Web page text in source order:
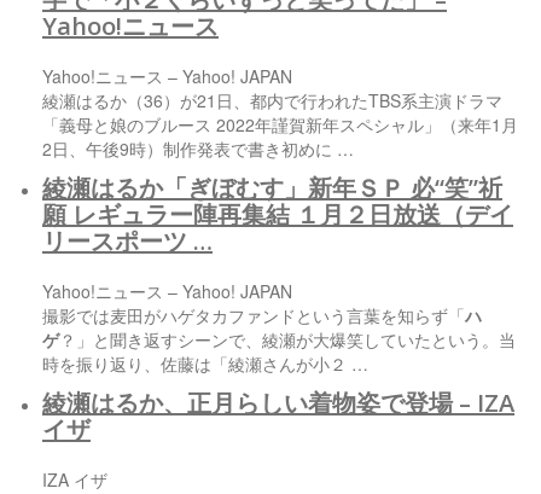
Yahoo!ニュース
Yahoo!ニュース – Yahoo! JAPAN
綾瀬はるか（36）が21日、都内で行われたTBS系主演ドラマ
「義母と娘のブルース 2022年謹賀新年スペシャル」（来年1月
2日、午後9時）制作発表で書き初めに …
綾瀬はるか「ぎぼむす」新年ＳＰ 必“笑”祈
願 レギュラー陣再集結 １月２日放送（デイ
リースポーツ …
Yahoo!ニュース – Yahoo! JAPAN
撮影では麦田がハゲタカファンドという言葉を知らず「ハ
ゲ？」と聞き返すシーンで、綾瀬が大爆笑していたという。当
時を振り返り、佐藤は「綾瀬さんが小２ …
綾瀬はるか、正月らしい着物姿で登場 – IZA
イザ
IZA イザ